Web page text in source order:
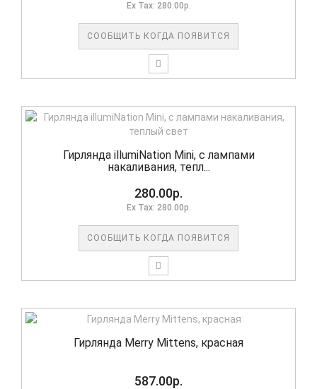
Ex Tax: 280.00р.
СООБЩИТЬ КОГДА ПОЯВИТСЯ
Гирлянда illumiNation Mini, с лампами
накаливания, тепл...
280.00р.
Ex Tax: 280.00р.
СООБЩИТЬ КОГДА ПОЯВИТСЯ
Гирлянда Merry Mittens, красная
587.00р.